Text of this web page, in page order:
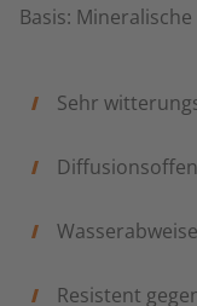
Basis:
Sehr
Resistent